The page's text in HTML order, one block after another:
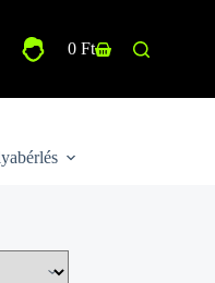
Shopping
0 Ft